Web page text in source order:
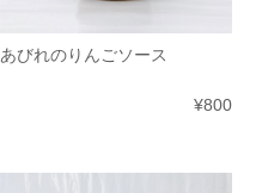
あびれのりんごソース
¥800